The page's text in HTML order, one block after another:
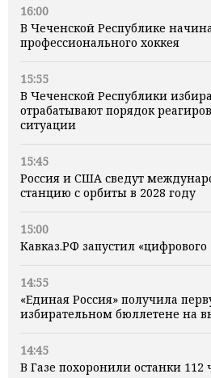
16:00
В Чеченской Республике
профессионального хоккея
15:55
В Чеченской Республики
отрабатывают порядок
ситуации
15:45
Россия и США сведут
станцию с орбиты в 2028 году
15:00
Кавказ.РФ запустил
14:55
«Единая Россия» получила
избирательном бюллетене на
14:45
В Газе похоронили останки 112